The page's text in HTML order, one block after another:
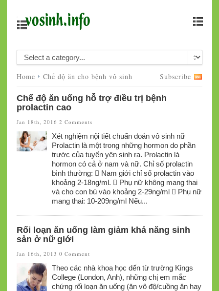
Home Chế độ ăn cho bệnh vô sinh Subscribe
Chế độ ăn uống hỗ trợ điều trị bệnh
prolactin cao
Jan 18th, 2016 2 Comments
Xét nghiệm nội tiết chuẩn đoán vô sinh nữ
Prolactin là một trong những hormon do phần
trước của tuyến yên sinh ra. Prolactin là
hormon có cả ở nam và nữ. Chỉ số prolactin
bình thường:  Nam giới chỉ số prolactin vào
khoảng 2-18ng/ml.  Phụ nữ không mang thai
và cho con bú vào khoảng 2-29ng/ml  Phụ nữ
mang thai: 10-209ng/ml Nếu...
Rối loạn ăn uống làm giảm khả năng sinh
sản ở nữ giới
Jan 16th, 2013 0 Comment
Theo các nhà khoa học dến từ trường Kings
College (London, Anh), những chị em mắc
chứng rối loạn ăn uống (ăn vô độ/cuồng ăn hay